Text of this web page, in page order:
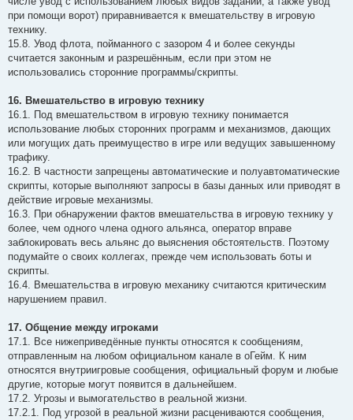
при помощи ворот) приравнивается к вмешательству в игровую
технику.
15.8. Увод флота, пойманного с зазором 4 и более секунды
считается законным и разрешённым, если при этом не
использовались сторонние программы/скрипты.
16. Вмешательство в игровую технику
16.1. Под вмешательством в игровую технику понимается
использование любых сторонних программ и механизмов, дающих
или могущих дать преимущество в игре или ведущих завышенному
трафику.
16.2. В частности запрещены автоматические и полуавтоматические
скрипты, которые выполняют запросы в базы данных или приводят в
действие игровые механизмы.
16.3. При обнаружении фактов вмешательства в игровую технику у
более, чем одного члена одного альянса, оператор вправе
заблокировать весь альянс до выяснения обстоятельств. Поэтому
подумайте о своих коллегах, прежде чем использовать боты и
скрипты.
16.4. Вмешательства в игровую механику считаются критическим
нарушением правил.
17. Общение между игроками
17.1. Все нижеприведённые пункты относятся к сообщениям,
отправленным на любом официальном канале в оГейм. К ним
относятся внутриигровые сообщения, официальный форум и любые
другие, которые могут появится в дальнейшем.
17.2. Угрозы и вымогательство в реальной жизни.
17.2.1. Под угрозой в реальной жизни расцениваются сообщения,